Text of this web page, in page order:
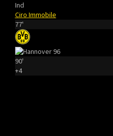
Ind
Ciro Immobile
77'
90'
+4